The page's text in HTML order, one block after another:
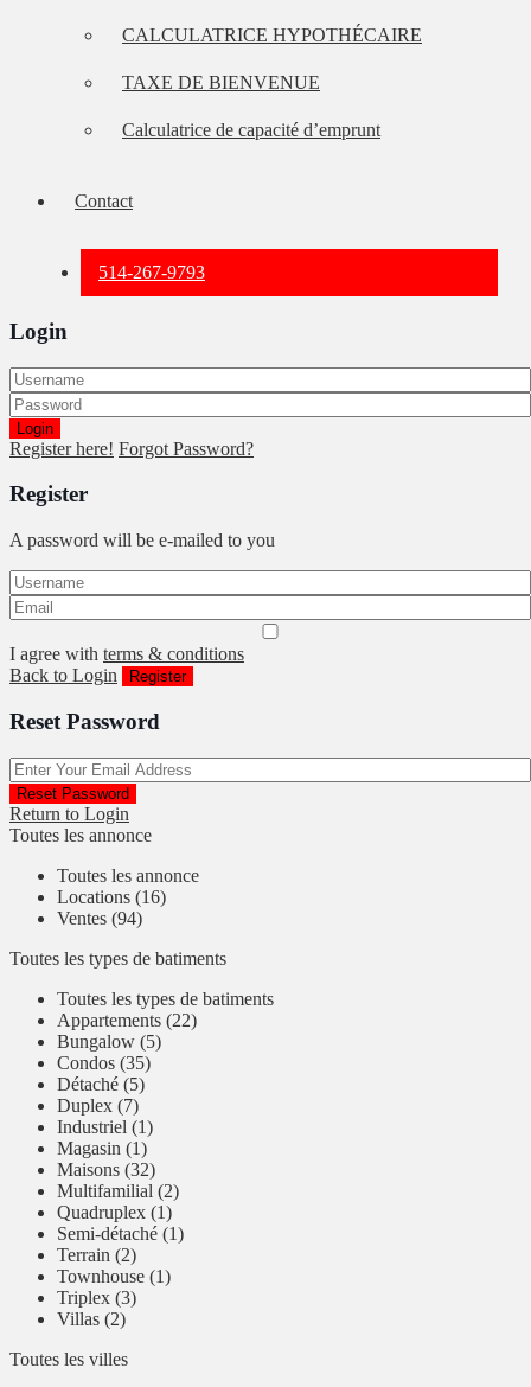
CALCULATRICE HYPOTHÉCAIRE
TAXE DE BIENVENUE
Calculatrice de capacité d’emprunt
Contact
514-267-9793
Login
Login
Register here! Forgot Password?
Register
A password will be e-mailed to you
I agree with terms & conditions
Back to Login
Register
Reset Password
Reset Password
Return to Login
Toutes les annonce
Toutes les annonce
Locations (16)
Ventes (94)
Toutes les types de batiments
Toutes les types de batiments
Appartements (22)
Bungalow (5)
Condos (35)
Détaché (5)
Duplex (7)
Industriel (1)
Magasin (1)
Maisons (32)
Multifamilial (2)
Quadruplex (1)
Semi-détaché (1)
Terrain (2)
Townhouse (1)
Triplex (3)
Villas (2)
Toutes les villes